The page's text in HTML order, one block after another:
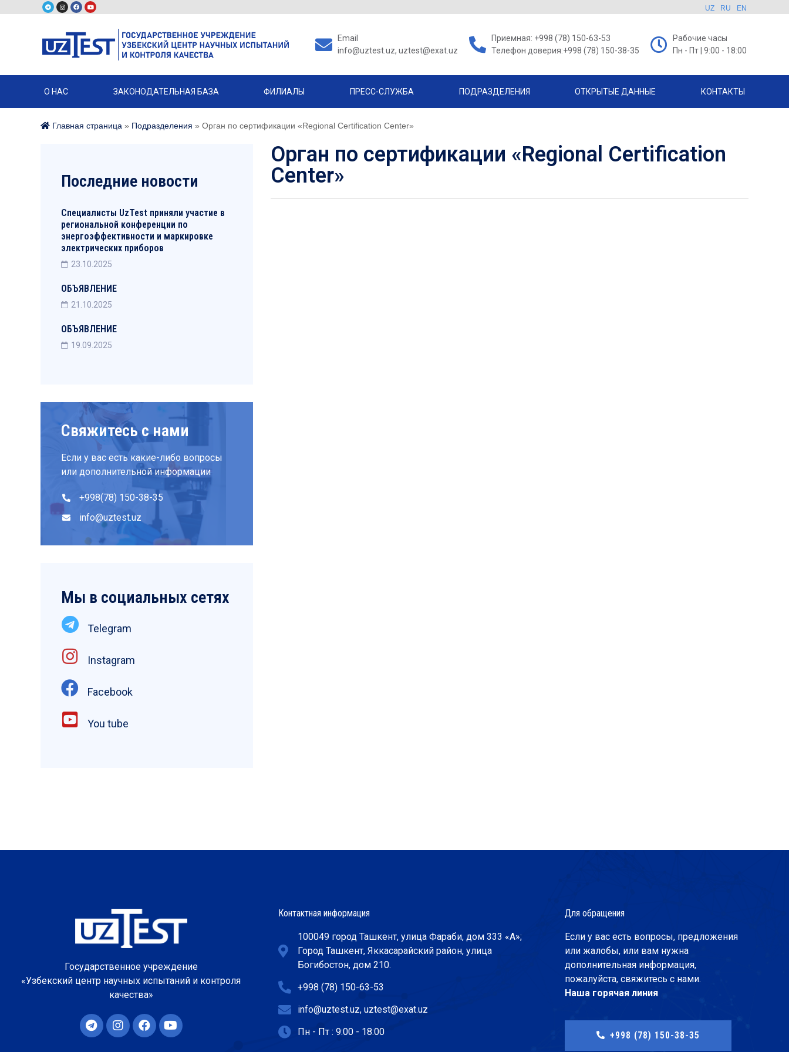
UZ RU EN
Email
info@uztest.uz, uztest@exat.uz
Приемная: +998 (78) 150-63-53
Телефон доверия:+998 (78) 150-38-35
Рабочие часы
Пн - Пт | 9:00 - 18:00
О НАС ЗАКОНОДАТЕЛЬНАЯ БАЗА ФИЛИАЛЫ ПРЕСС-СЛУЖБА ПОДРАЗДЕЛЕНИЯ ОТКРЫТЫЕ ДАННЫЕ КОНТАКТЫ
Главная страница » Подразделения » Орган по сертификации «Regional Certification Center»
Последние новости
Специалисты UzTest приняли участие в
региональной конференции по
энергоэффективности и маркировке
электрических приборов
23.10.2025
ОБЪЯВЛЕНИЕ
21.10.2025
ОБЪЯВЛЕНИЕ
19.09.2025
Свяжитесь с нами
Если у вас есть какие-либо вопросы
или дополнительной информации
+998(78) 150-38-35
info@uztest.uz
Мы в социальных сетях
Telegram
Instagram
Facebook
You tube
Орган по сертификации «Regional Certification
Center»
Государственное учреждение
«Узбекский центр научных испытаний и контроля
качества»
Контактная информация
100049 город Ташкент, улица Фараби, дом 333 «А»;
Город Ташкент, Яккасарайский район, улица
Богибостон, дом 210.
+998 (78) 150-63-53
info@uztest.uz, uztest@exat.uz
Пн - Пт : 9:00 - 18:00
Для обращения
Если у вас есть вопросы, предложения
или жалобы, или вам нужна
дополнительная информация,
пожалуйста, свяжитесь с нами.
Наша горячая линия
+998 (78) 150-38-35